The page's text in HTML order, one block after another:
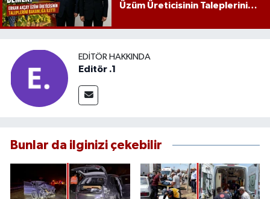
Üzüm Üreticisinin Taleplerini
EDITÖR HAKKINDA
Editör .1
Bunlar da ilginizi çekebilir